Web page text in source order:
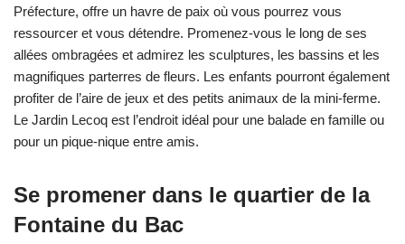
Préfecture, offre un havre de paix où vous pourrez vous
ressourcer et vous détendre. Promenez-vous le long de ses
allées ombragées et admirez les sculptures, les bassins et les
magnifiques parterres de fleurs. Les enfants pourront également
profiter de l’aire de jeux et des petits animaux de la mini-ferme.
Le Jardin Lecoq est l’endroit idéal pour une balade en famille ou
pour un pique-nique entre amis.
Se promener dans le quartier de la
Fontaine du Bac